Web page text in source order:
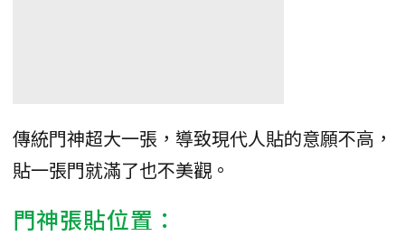
傳統門神超大一張，導致現代人貼的意願不高，
貼一張門就滿了也不美觀。
門神張貼位置：